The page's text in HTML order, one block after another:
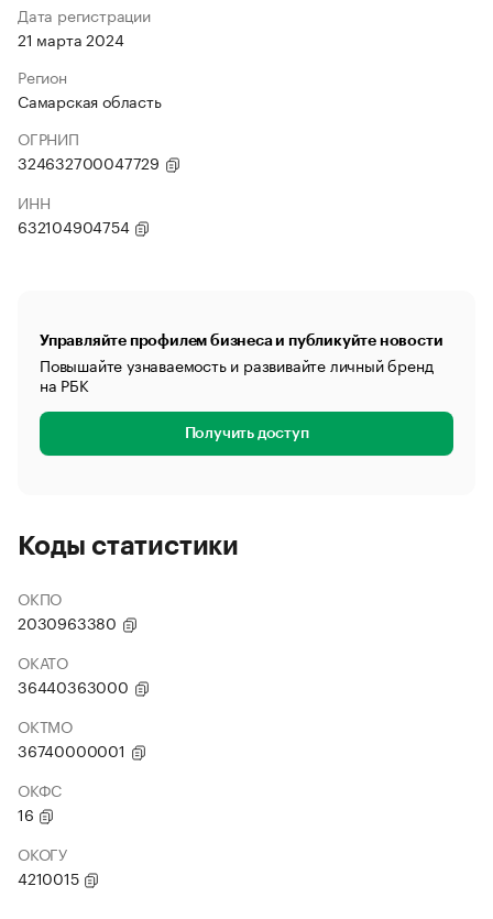
Дата регистрации
21 марта 2024
Регион
Самарская область
ОГРНИП
324632700047729
ИНН
632104904754
Управляйте профилем бизнеса и публикуйте новости
Повышайте узнаваемость и развивайте личный бренд
на РБК
Получить доступ
Коды статистики
ОКПО
2030963380
ОКАТО
36440363000
ОКТМО
36740000001
ОКФС
16
ОКОГУ
4210015